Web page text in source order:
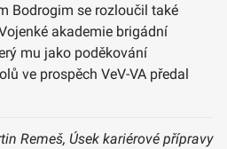
Bodrogim se rozloučil také
akademie brigádní
mu jako poděkování
ve prospěch VeV-VA předal
Remeš, Úsek kariérové přípravy